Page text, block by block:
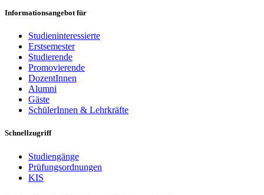
Informationsangebot für
Studieninteressierte
Erstsemester
Studierende
Promovierende
DozentInnen
Alumni
Gäste
SchülerInnen & Lehrkräfte
Schnellzugriff
Studiengänge
Prüfungsordnungen
KIS